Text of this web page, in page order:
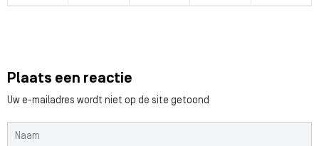
Plaats een reactie
Uw e-mailadres wordt niet op de site getoond